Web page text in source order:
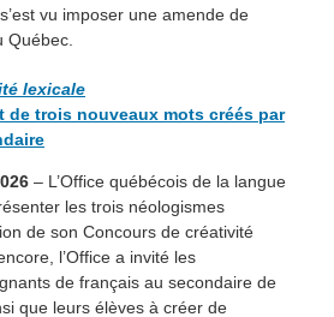
s’est vu imposer une amende de
Québec.
lexicale
de trois nouveaux mots créés par
– L’Office québécois de la langue
les trois néologismes
de son Concours de créativité
l’Office a invité les
de français au secondaire de
que leurs élèves à créer de